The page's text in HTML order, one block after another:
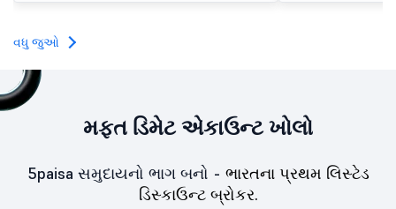
વધુ જુઓ
મફત ડિમેટ એકાઉન્ટ ખોલો
5paisa સમુદાયનો ભાગ બનો - ભારતના પ્રથમ લિસ્ટેડ
ડિસ્કાઉન્ટ બ્રોકર.